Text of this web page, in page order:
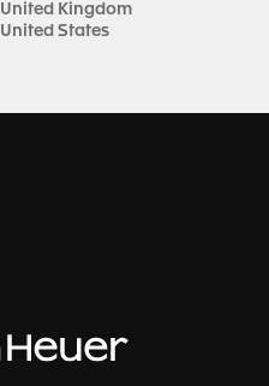
United Kingdom
United States